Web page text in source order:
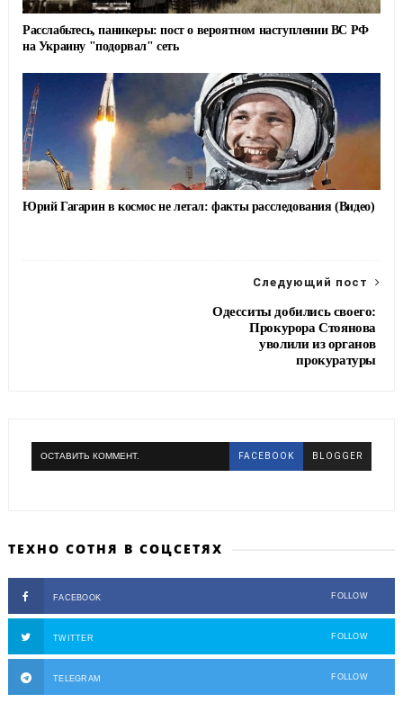
Расслабьтесь, паникеры: пост о вероятном наступлении ВС РФ
на Украину "подорвал" сеть
Юрий Гагарин в космос не летал: факты расследования (Видео)
Следующий пост
Одесситы добились своего:
Прокурора Стоянова
уволили из органов
прокуратуры
ОСТАВИТЬ КОММЕНТ. FACEBOOK BLOGGER
ТЕХНО СОТНЯ В СОЦСЕТЯХ
FACEBOOK FOLLOW
TWITTER FOLLOW
TELEGRAM FOLLOW